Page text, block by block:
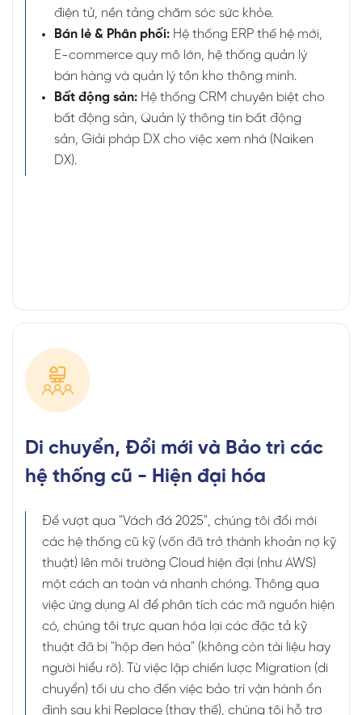
điện tử, nền tảng chăm sóc sức khỏe.
Bán lẻ & Phân phối: Hệ thống ERP thế hệ mới,
E-commerce quy mô lớn, hệ thống quản lý
bán hàng và quản lý tồn kho thông minh.
Bất động sản: Hệ thống CRM chuyên biệt cho
bất động sản, Quản lý thông tin bất động
sản, Giải pháp DX cho việc xem nhà (Naiken
DX).
Di chuyển, Đổi mới và Bảo trì các
hệ thống cũ - Hiện đại hóa
Để vượt qua "Vách đá 2025", chúng tôi đổi mới
các hệ thống cũ kỹ (vốn đã trở thành khoản nợ kỹ
thuật) lên môi trường Cloud hiện đại (như AWS)
một cách an toàn và nhanh chóng. Thông qua
việc ứng dụng AI để phân tích các mã nguồn hiện
có, chúng tôi trực quan hóa lại các đặc tả kỹ
thuật đã bị "hộp đen hóa" (không còn tài liệu hay
người hiểu rõ). Từ việc lập chiến lược Migration (di
chuyển) tối ưu cho đến việc bảo trì vận hành ổn
định sau khi Replace (thay thế), chúng tôi hỗ trợ